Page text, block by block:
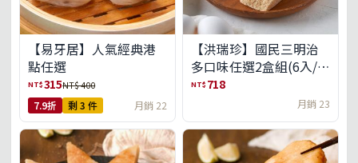
【易牙居】人氣經典港
點任選
NT$315NT$ 400
7.9折 剩 3 件 月銷 22
【洪瑞珍】國民三明治
多口味任選2盒組(6入/
盒)(免運)
NT$ 718
月銷 23